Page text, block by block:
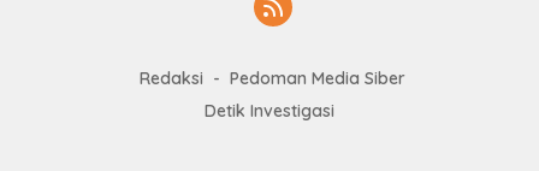
Redaksi
Pedoman Media Siber
Detik Investigasi